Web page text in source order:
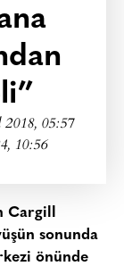
05:57
10:56
Cargill
sonunda
önünde